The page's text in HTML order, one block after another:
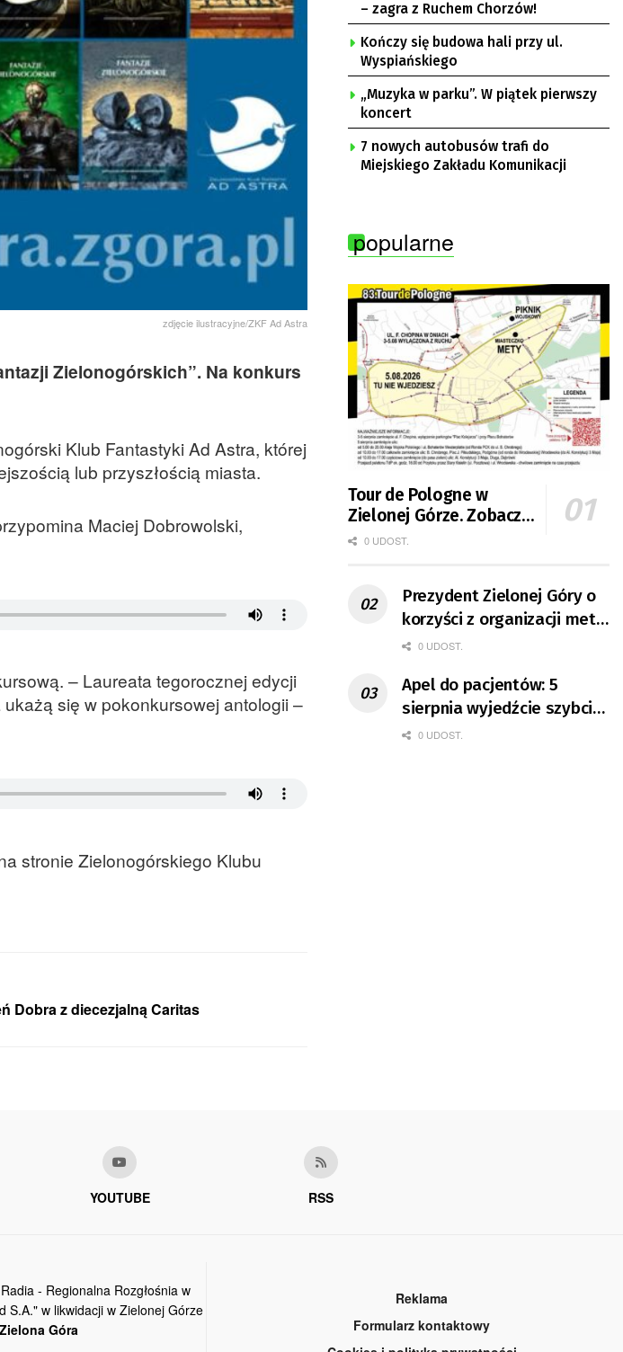
zdjęcie ilustracyjne/ZKF Ad Astra
Zielonogórskich”. Na konkurs
Klub Fantastyki Ad Astra, której
lub przyszłością miasta.
Maciej Dobrowolski,
– Laureata tegorocznej edycji
się w pokonkursowej antologii –
stronie Zielonogórskiego Klubu
Dobra z diecezjalną Caritas
– zagra z Ruchem Chorzów!
Kończy się budowa hali przy ul.
Wyspiańskiego
„Muzyka w parku”. W piątek pierwszy
koncert
7 nowych autobusów trafi do
Miejskiego Zakładu Komunikacji
popularne
Tour de Pologne w
Zielonej Górze. Zobacz
zmiany w organizacji
0 UDOST.
Prezydent Zielonej Góry o
korzyści z organizacji mety
Tour de Pologne
0 UDOST.
Apel do pacjentów: 5
sierpnia wyjedźcie szybciej
z domów
0 UDOST.
YOUTUBE RSS
- Regionalna Rozgłośnia w
S.A." w likwidacji w Zielonej Górze
Góra
Reklama
Formularz kontaktowy